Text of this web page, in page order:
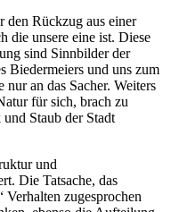
den Rückzug aus einer
die unsere eine ist. Diese
sind Sinnbilder der
Biedermeiers und uns zum
an das Sacher. Weiters
für sich, brach zu
Staub der Stadt
und
Die Tatsache, das
zugesprochen